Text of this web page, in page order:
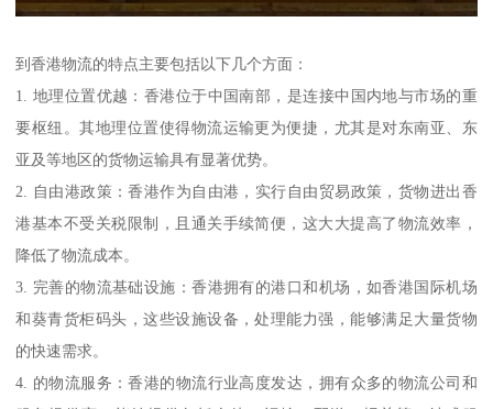
到香港物流的特点主要包括以下几个方面：
1. 地理位置优越：香港位于中国南部，是连接中国内地与市场的重
要枢纽。其地理位置使得物流运输更为便捷，尤其是对东南亚、东
亚及等地区的货物运输具有显著优势。
2. 自由港政策：香港作为自由港，实行自由贸易政策，货物进出香
港基本不受关税限制，且通关手续简便，这大大提高了物流效率，
降低了物流成本。
3. 完善的物流基础设施：香港拥有的港口和机场，如香港国际机场
和葵青货柜码头，这些设施设备，处理能力强，能够满足大量货物
的快速需求。
4. 的物流服务：香港的物流行业高度发达，拥有众多的物流公司和